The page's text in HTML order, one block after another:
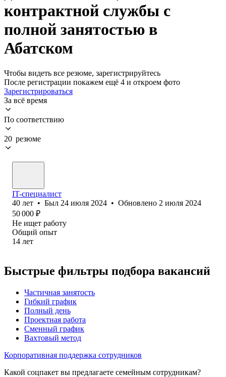
контрактной службы с
полной занятостью в
Абатском
Чтобы видеть все резюме, зарегистрируйтесь
После регистрации покажем ещё 4 и откроем фото
Зарегистрироваться
За всё время
По соответствию
20 резюме
IT-специалист
40 лет • Был 24 июля 2024 • Обновлено 2 июля 2024
50 000 ₽
Не ищет работу
Общий опыт
14 лет
Быстрые фильтры подбора вакансий
Частичная занятость
Гибкий график
Полный день
Проектная работа
Сменный график
Вахтовый метод
Корпоративная поддержка сотрудников
Какой соцпакет вы предлагаете семейным сотрудникам?